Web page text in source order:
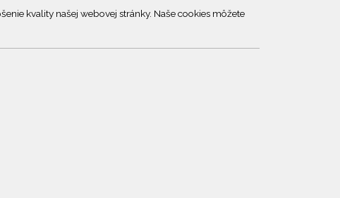
kvality našej webovej stránky. Naše cookies môžete